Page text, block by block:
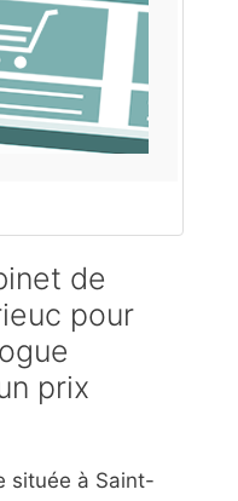
de
pour
prix
située à Saint-